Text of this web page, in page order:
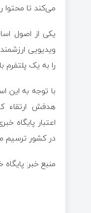
می‌کند تا محتوا
یکی از اصول
ویدیویی
را به یک پلتفرم
با توجه به این
هدفش ارتقاء
اعتبار پایگاه
در کشور ترسیم
منبع خبر: پایگاه